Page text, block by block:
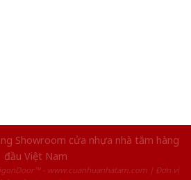
Showroom cửa nhựa nhà tắm hàng
đầu Việt Nam
- www.cuanhuanhatam.com | Đơn vị